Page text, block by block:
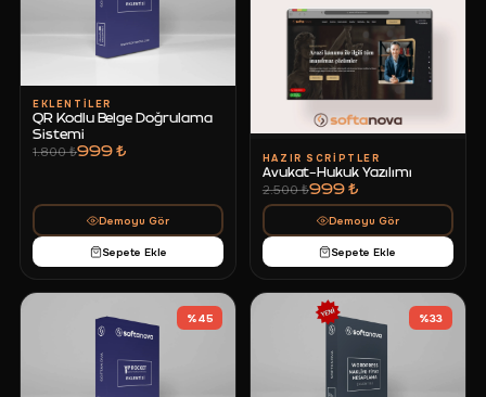
EKLENTILER
QR Kodlu Belge Doğrulama
Sistemi
1.800 ₺999 ₺
Demoyu Gör
Sepete Ekle
HAZIR SCRIPTLER
Avukat-Hukuk Yazılımı
2.500 ₺999 ₺
Demoyu Gör
Sepete Ekle
%45 %33